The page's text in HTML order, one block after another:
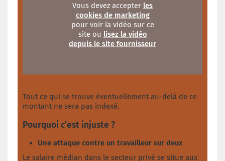
Vous devez accepter les
cookies de marketing
pour voir la vidéo sur ce
site ou lisez la vidéo
depuis le site fournisseur
Tout ce qui se trouve éventuellement au-delà de ce
montant ne sera pas indexé.
Pourquoi c’est injuste ?
Une attaque contre un travailleur sur deux
Le salaire médian dans le secteur privé se situe aux